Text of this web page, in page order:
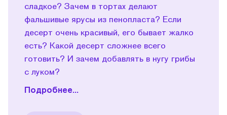
сладкое? Зачем в тортах делают
фальшивые ярусы из пенопласта? Если
десерт очень красивый, его бывает жалко
есть? Какой десерт сложнее всего
готовить? И зачем добавлять в нугу грибы
с луком?
Подробнее...